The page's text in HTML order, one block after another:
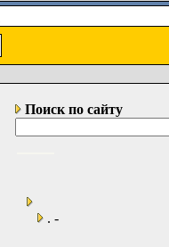
Поиск по сайту
. -